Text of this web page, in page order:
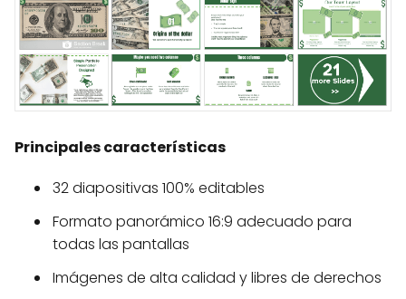
Principales características
32 diapositivas 100% editables
Formato panorámico 16:9 adecuado para
todas las pantallas
Imágenes de alta calidad y libres de derechos